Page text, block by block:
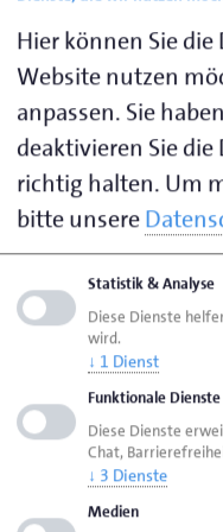
und Energie rechnen
einem möglichen
Erste Anzeichen für
allem privater
sichtbar. Die deutlich
kurz- bis mittelfristig
beeinflussen,
weiter unter Druck
Die Ergebnisse
Kammerbezirken
ImKammerbezirk
Rendsburg,
Nordfriesland sowie
Hier können Sie
Website nutzen
anpassen. Sie
deaktivieren Sie
richtig halten. Um
bitte unsere
Statistik & Analyse
Diese Dienste
wird.
↓ 1 Dienst
Funktionale Dienste
Diese Dienste
Chat,
↓ 3 Dienste
Medien